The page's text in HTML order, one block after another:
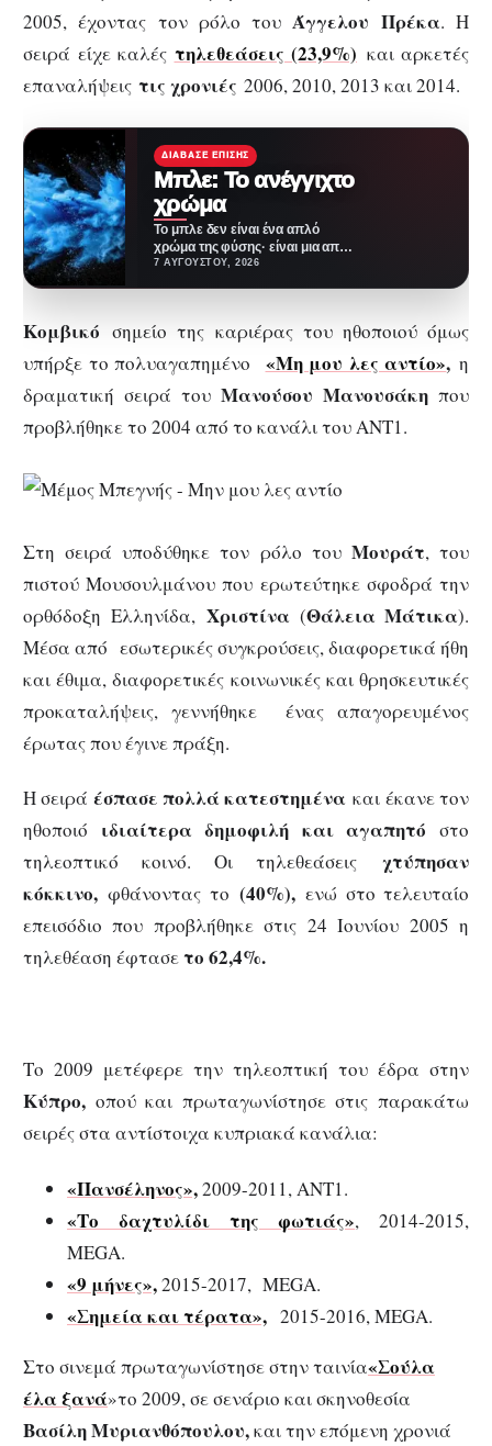
2005, έχοντας τον ρόλο του Άγγελου Πρέκα. Η
σειρά είχε καλές τηλεθεάσεις (23,9%) και αρκετές
επαναλήψεις τις χρονιές 2006, 2010, 2013 και 2014.
ΔΙΆΒΑΣΕ ΕΠΊΣΗΣ
Μπλε: Το ανέγγιχτο
χρώμα
Το μπλε δεν είναι ένα απλό
χρώμα της φύσης· είναι μια από
τις πιο επιτυχημένες
7 ΑΥΓΟΎΣΤΟΥ, 2026
Κομβικό σημείο της καριέρας του ηθοποιού όμως
υπήρξε το πολυαγαπημένο «Μη μου λες αντίο», η
δραματική σειρά του Μανούσου Μανουσάκη που
προβλήθηκε το 2004 από το κανάλι του ANT1.
Στη σειρά υποδύθηκε τον ρόλο του Μουράτ, του
πιστού Μουσουλμάνου που ερωτεύτηκε σφοδρά την
ορθόδοξη Ελληνίδα, Χριστίνα (Θάλεια Μάτικα).
Μέσα από εσωτερικές συγκρούσεις, διαφορετικά ήθη
και έθιμα, διαφορετικές κοινωνικές και θρησκευτικές
προκαταλήψεις, γεννήθηκε ένας απαγορευμένος
έρωτας που έγινε πράξη.
Η σειρά έσπασε πολλά κατεστημένα και έκανε τον
ηθοποιό ιδιαίτερα δημοφιλή και αγαπητό στο
τηλεοπτικό κοινό. Οι τηλεθεάσεις χτύπησαν
κόκκινο, φθάνοντας το (40%), ενώ στο τελευταίο
επεισόδιο που προβλήθηκε στις 24 Ιουνίου 2005 η
τηλεθέαση έφτασετο 62,4%.
Το 2009 μετέφερε την τηλεοπτική του έδρα στην
Κύπρο, οπού και πρωταγωνίστησε στις παρακάτω
σειρές στα αντίστοιχα κυπριακά κανάλια:
«Πανσέληνος»,2009-2011, ΑΝΤ1.
«Το δαχτυλίδι της φωτιάς», 2014-2015,
MEGA.
«9 μήνες»,2015-2017, MEGA.
«Σημεία και τέρατα», 2015-2016, MEGA.
Στο σινεμά πρωταγωνίστησε στην ταινία«Σούλα
έλα ξανά»το 2009, σε σενάριο και σκηνοθεσία
Βασίλη Μυριανθόπουλου,και την επόμενη χρονιά